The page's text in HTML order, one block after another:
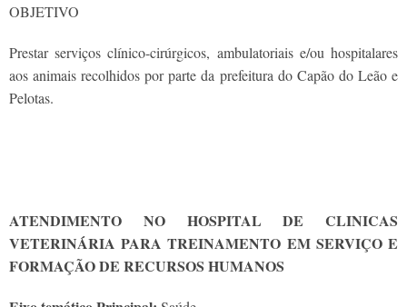
OBJETIVO
Prestar serviços clínico-cirúrgicos, ambulatoriais e/ou hospitalares
aos animais recolhidos por parte da prefeitura do Capão do Leão e
Pelotas.
ATENDIMENTO NO HOSPITAL DE CLINICAS
VETERINÁRIA PARA TREINAMENTO EM SERVIÇO E
FORMAÇÃO DE RECURSOS HUMANOS